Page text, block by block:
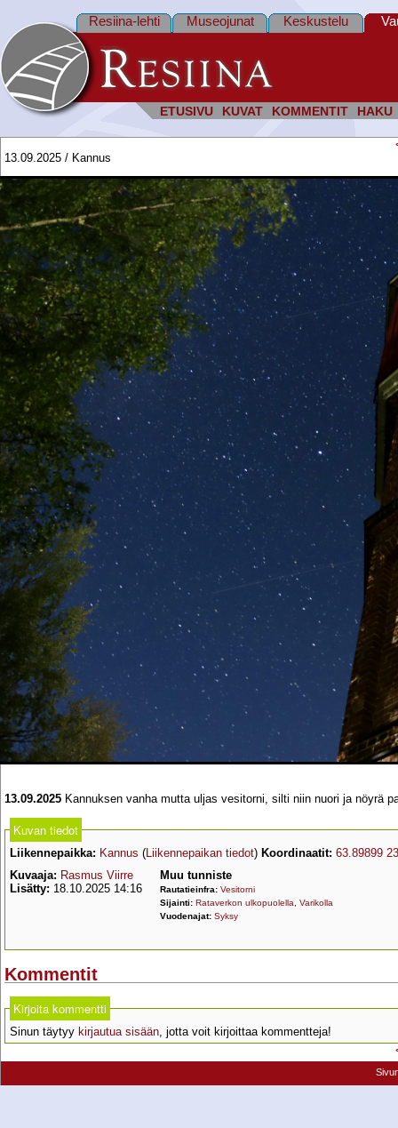
ETUSIVU KUVAT KOMMENTIT HAKU
Resiina-lehti Museojunat Keskustelu
13.09.2025 / Kannus
13.09.2025 Kannuksen vanha mutta uljas vesitorni, silti niin nuori ja nöyrä
Kuvan tiedot
Liikennepaikka: Kannus (Liikennepaikan tiedot) Koordinaatit: 63.89899
Kuvaaja: Rasmus Viirre
Lisätty: 18.10.2025 14:16
Muu tunniste
Rautatieinfra: Vesitorni
Sijainti: Rataverkon ulkopuolella
Varikolla
Vuodenajat: Syksy
Kommentit
Kirjoita kommentti
Sinun täytyy kirjautua sisään, jotta voit kirjoittaa kommentteja!